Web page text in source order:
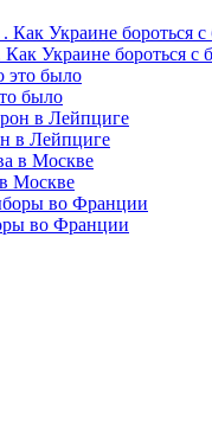
Украине бороться с
было
в Лейпциге
Москве
во Франции